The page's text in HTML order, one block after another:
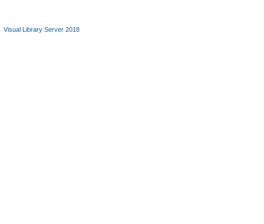
Visual Library Server 2018